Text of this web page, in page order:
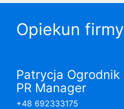
Opiekun firmy
Patrycja Ogrodnik
PR Manager
+48 692333175